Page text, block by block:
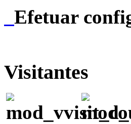
Efetuar
Visitantes